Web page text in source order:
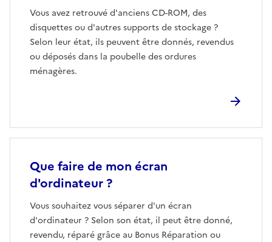
Vous avez retrouvé d'anciens CD-ROM, des
disquettes ou d'autres supports de stockage ?
Selon leur état, ils peuvent être donnés, revendus
ou déposés dans la poubelle des ordures
ménagères.
Que faire de mon écran
d'ordinateur ?
Ouvre une nouvelle fenêtre
Vous souhaitez vous séparer d'un écran
d'ordinateur ? Selon son état, il peut être donné,
revendu, réparé grâce au Bonus Réparation ou